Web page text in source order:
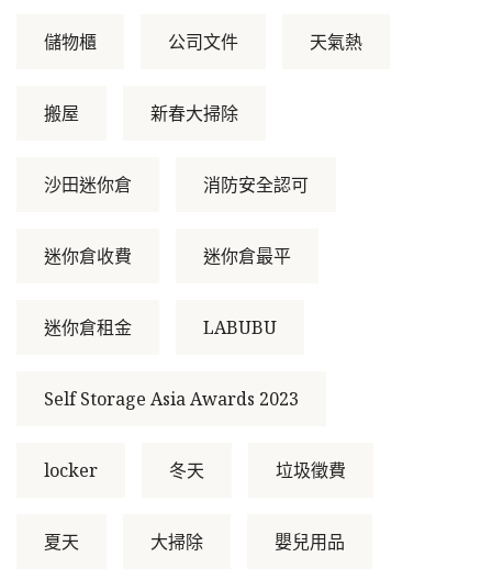
儲物櫃 公司文件 天氣熱
搬屋 新春大掃除
沙田迷你倉 消防安全認可
迷你倉收費 迷你倉最平
迷你倉租金 LABUBU
Self Storage Asia Awards 2023
locker 冬天 垃圾徵費
夏天 大掃除 嬰兒用品